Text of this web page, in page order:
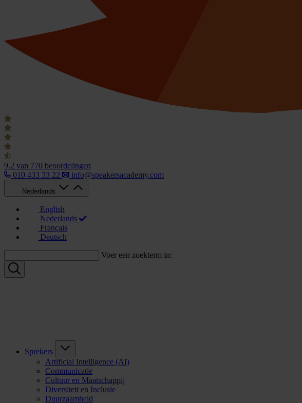
9.2 van 770 beoordelingen
010 433 33 22
info@speakersacademy.com
Nederlands
English
Nederlands
Français
Deutsch
Voer een zoekterm in:
Sprekers
Artificial Intelligence (AI)
Communicatie
Cultuur en Maatschappij
Diversiteit en Inclusie
Duurzaamheid